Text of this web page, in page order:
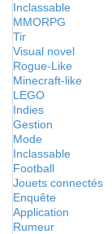
Inclassable
MMORPG
Tir
Visual novel
Rogue-Like
Minecraft-like
LEGO
Indies
Gestion
Mode
Inclassable
Football
Jouets connectés
Enquête
Application
Rumeur